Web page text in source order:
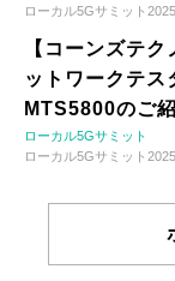
ローカル5Gサミット2025
【コーンズテ
ットワークテス
MTS5800のご
ローカル5Gサミット
ローカル5Gサミット2025